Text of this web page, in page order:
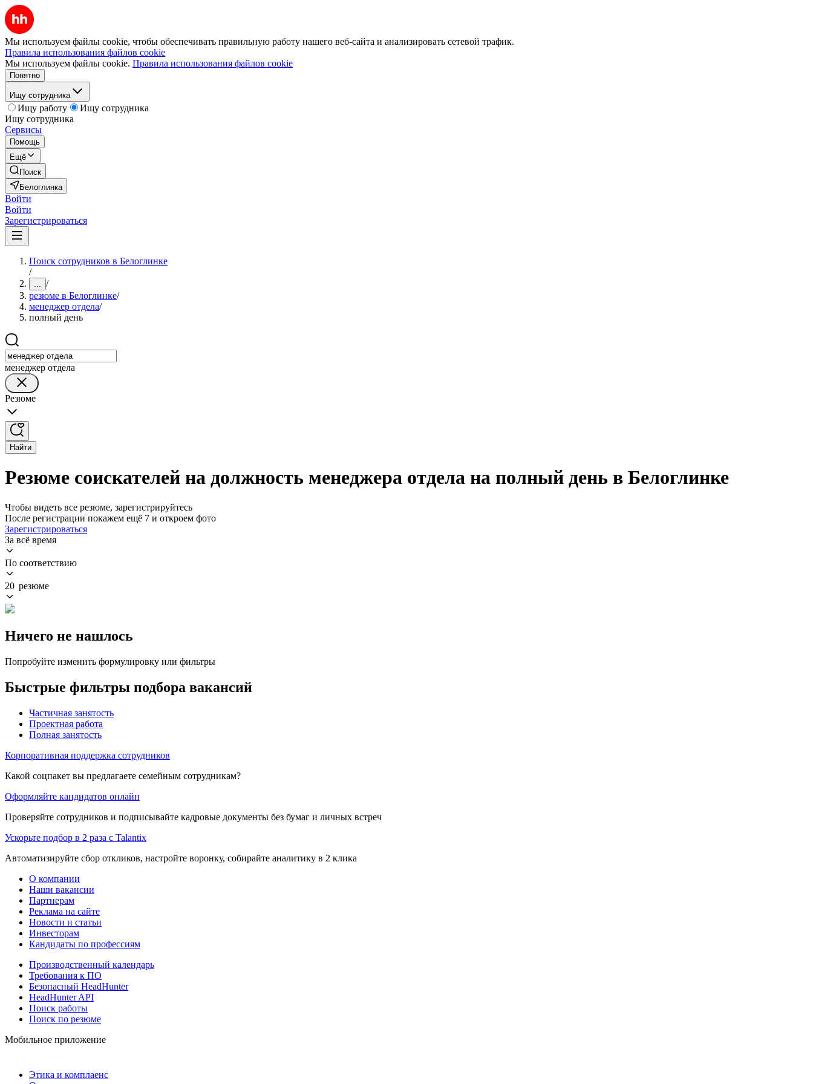
Мы используем файлы cookie, чтобы обеспечивать правильную работу нашего веб-сайта и анализировать сетевой трафик.
Правила использования файлов cookie
Мы используем файлы cookie. Правила использования файлов cookie
Понятно
Ищу сотрудника
Ищу работу
Ищу сотрудника
Ищу сотрудника
Сервисы
Помощь
Ещё
Поиск
Белоглинка
Войти
Войти
Зарегистрироваться
Поиск сотрудников в Белоглинке
/
... /
резюме в Белоглинке/
менеджер отдела/
полный день
менеджер отдела
Резюме
Найти
Резюме соискателей на должность менеджера отдела на полный день в Белоглинке
Чтобы видеть все резюме, зарегистрируйтесь
После регистрации покажем ещё 7 и откроем фото
Зарегистрироваться
За всё время
По соответствию
20 резюме
Ничего не нашлось
Попробуйте изменить формулировку или фильтры
Быстрые фильтры подбора вакансий
Частичная занятость
Проектная работа
Полная занятость
Корпоративная поддержка сотрудников
Какой соцпакет вы предлагаете семейным сотрудникам?
Оформляйте кандидатов онлайн
Проверяйте сотрудников и подписывайте кадровые документы без бумаг и личных встреч
Ускорьте подбор в 2 раза с Talantix
Автоматизируйте сбор откликов, настройте воронку, собирайте аналитику в 2 клика
О компании
Наши вакансии
Партнерам
Реклама на сайте
Новости и статьи
Инвесторам
Кандидаты по профессиям
Производственный календарь
Требования к ПО
Безопасный HeadHunter
HeadHunter API
Поиск работы
Поиск по резюме
Мобильное приложение
Этика и комплаенс